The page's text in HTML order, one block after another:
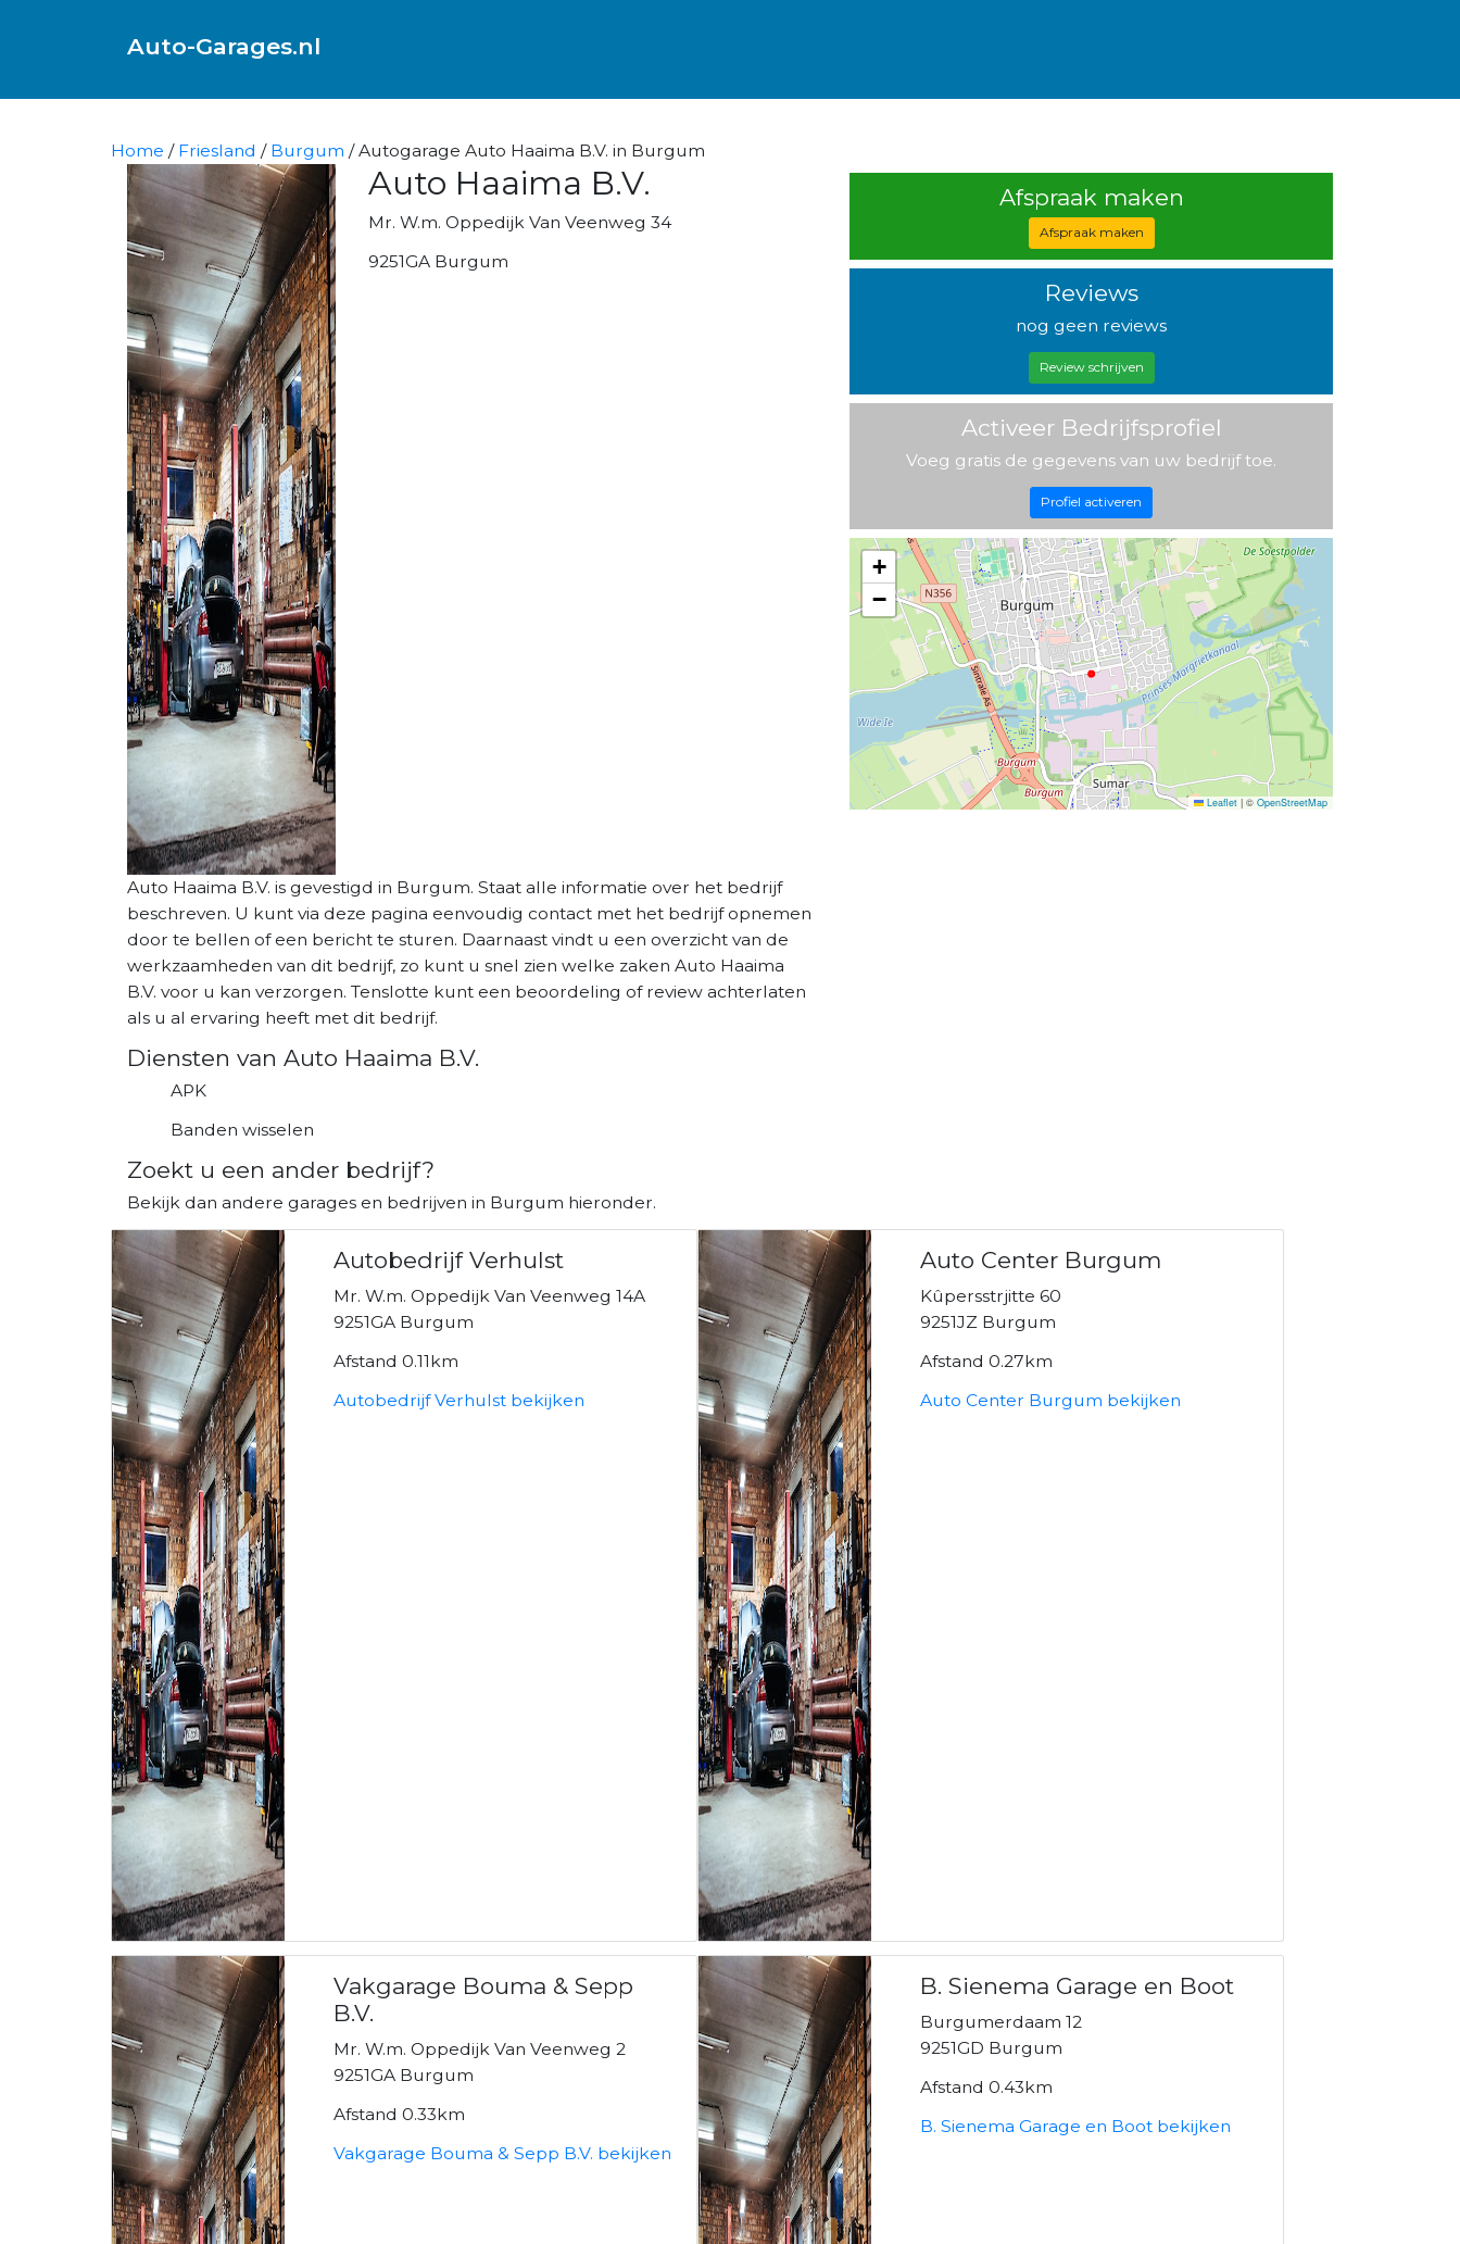
Auto-Garages.nl
Home / Friesland / Burgum / Autogarage Auto Haaima B.V. in Burgum
Auto Haaima B.V.
Mr. W.m. Oppedijk Van Veenweg 34
9251GA Burgum
Auto Haaima B.V. is gevestigd in Burgum. Staat alle informatie over het bedrijf
beschreven. U kunt via deze pagina eenvoudig contact met het bedrijf opnemen
door te bellen of een bericht te sturen. Daarnaast vindt u een overzicht van de
werkzaamheden van dit bedrijf, zo kunt u snel zien welke zaken Auto Haaima
B.V. voor u kan verzorgen. Tenslotte kunt een beoordeling of review achterlaten
als u al ervaring heeft met dit bedrijf.
Diensten van Auto Haaima B.V.
APK
Banden wisselen
Afspraak maken
Afspraak maken
Reviews
nog geen reviews
Review schrijven
Activeer Bedrijfsprofiel
Voeg gratis de gegevens van uw bedrijf toe.
Profiel activeren
+
−
Leaflet | © OpenStreetMap
Zoekt u een ander bedrijf?
Bekijk dan andere garages en bedrijven in Burgum hieronder.
Autobedrijf Verhulst
Mr. W.m. Oppedijk Van Veenweg 14A
9251GA Burgum
Afstand 0.11km
Autobedrijf Verhulst bekijken
Auto Center Burgum
Kûpersstrjitte 60
9251JZ Burgum
Afstand 0.27km
Auto Center Burgum bekijken
Vakgarage Bouma & Sepp
B.V.
Mr. W.m. Oppedijk Van Veenweg 2
9251GA Burgum
Afstand 0.33km
Vakgarage Bouma & Sepp B.V. bekijken
B. Sienema Garage en Boot
Burgumerdaam 12
9251GD Burgum
Afstand 0.43km
B. Sienema Garage en Boot bekijken